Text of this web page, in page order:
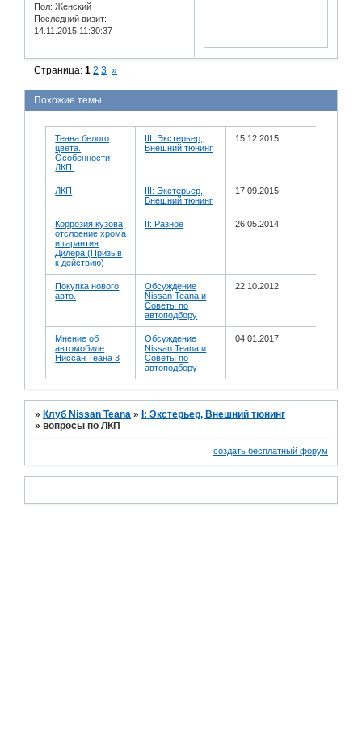
Пол: Женский
Последний визит:
14.11.2015 11:30:37
Страница:1 2 3 »
Похожие темы
Теана белого
цвета.
Особенности
ЛКП.
III: Экстерьер,
Внешний тюнинг
15.12.2015
ЛКП
III: Экстерьер,
Внешний тюнинг
17.09.2015
Коррозия кузова,
отслоение хрома
и гарантия
Дилера (Призыв
к действию)
II: Разное 26.05.2014
Покупка нового
авто.
Обсуждение
Nissan Teana и
Советы по
автоподбору
22.10.2012
Мнение об
автомобиле
Ниссан Теана 3
Обсуждение
Nissan Teana и
Советы по
автоподбору
04.01.2017
» Клуб Nissan Teana » I: Экстерьер, Внешний тюнинг
»вопросы по ЛКП
создать бесплатный форум